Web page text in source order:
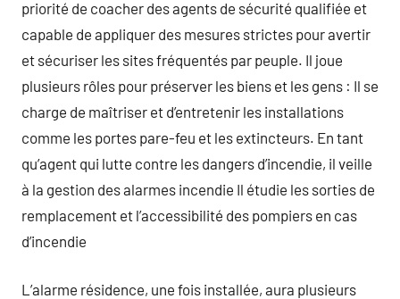
priorité de coacher des agents de sécurité qualifiée et
capable de appliquer des mesures strictes pour avertir
et sécuriser les sites fréquentés par peuple. Il joue
plusieurs rôles pour préserver les biens et les gens : Il se
charge de maîtriser et d’entretenir les installations
comme les portes pare-feu et les extincteurs. En tant
qu’agent qui lutte contre les dangers d’incendie, il veille
à la gestion des alarmes incendie Il étudie les sorties de
remplacement et l’accessibilité des pompiers en cas
d’incendie
L’alarme résidence, une fois installée, aura plusieurs